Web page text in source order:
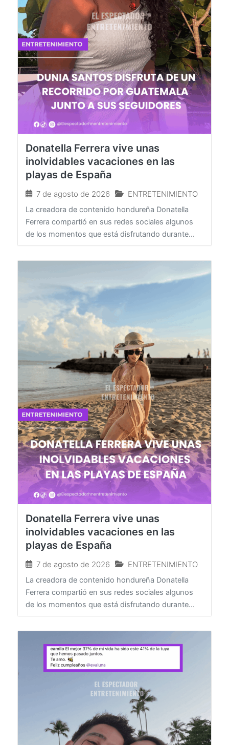
Donatella Ferrera vive unas
inolvidables vacaciones en las
7 de agosto de 2026 ENTRETENIMIENTO
La creadora de contenido hondureña Donatella
Ferrera compartió en sus redes sociales algunos
de los momentos que está disfrutando durante...
Donatella Ferrera vive unas
inolvidables vacaciones en las
7 de agosto de 2026 ENTRETENIMIENTO
La creadora de contenido hondureña Donatella
Ferrera compartió en sus redes sociales algunos
de los momentos que está disfrutando durante...